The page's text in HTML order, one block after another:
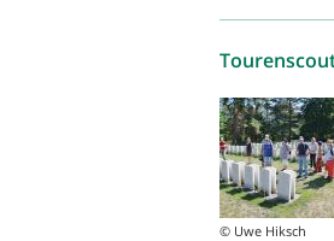
© Uwe Hiksch